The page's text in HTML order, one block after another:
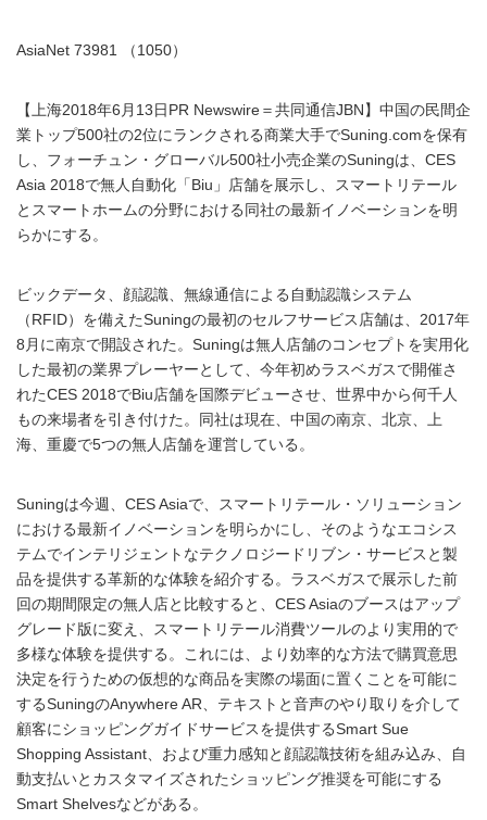
AsiaNet 73981 （1050）
【上海2018年6月13日PR Newswire＝共同通信JBN】中国の民間企
業トップ500社の2位にランクされる商業大手でSuning.comを保有
し、フォーチュン・グローバル500社小売企業のSuningは、CES
Asia 2018で無人自動化「Biu」店舗を展示し、スマートリテール
とスマートホームの分野における同社の最新イノベーションを明
らかにする。
ビックデータ、顔認識、無線通信による自動認識システム
（RFID）を備えたSuningの最初のセルフサービス店舗は、2017年
8月に南京で開設された。Suningは無人店舗のコンセプトを実用化
した最初の業界プレーヤーとして、今年初めラスベガスで開催さ
れたCES 2018でBiu店舗を国際デビューさせ、世界中から何千人
もの来場者を引き付けた。同社は現在、中国の南京、北京、上
海、重慶で5つの無人店舗を運営している。
Suningは今週、CES Asiaで、スマートリテール・ソリューション
における最新イノベーションを明らかにし、そのようなエコシス
テムでインテリジェントなテクノロジードリブン・サービスと製
品を提供する革新的な体験を紹介する。ラスベガスで展示した前
回の期間限定の無人店と比較すると、CES Asiaのブースはアップ
グレード版に変え、スマートリテール消費ツールのより実用的で
多様な体験を提供する。これには、より効率的な方法で購買意思
決定を行うための仮想的な商品を実際の場面に置くことを可能に
するSuningのAnywhere AR、テキストと音声のやり取りを介して
顧客にショッピングガイドサービスを提供するSmart Sue
Shopping Assistant、および重力感知と顔認識技術を組み込み、自
動支払いとカスタマイズされたショッピング推奨を可能にする
Smart Shelvesなどがある。